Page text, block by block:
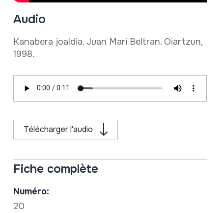
Audio
Kanabera joaldia. Juan Mari Beltran. Oiartzun,
1998.
Télécharger l'audio
Fiche complète
Numéro:
20